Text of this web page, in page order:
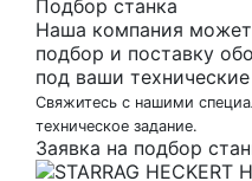
Подбор станка
Наша компания
подбор и поставку
под ваши
Свяжитесь с нашими
техническое задание.
Заявка на подбор